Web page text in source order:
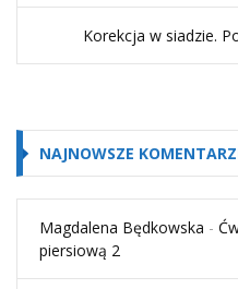
Korekcja w siadzie.
NAJNOWSZE
Magdalena Będkowska -
piersiową 2